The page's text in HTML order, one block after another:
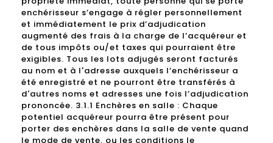
enchérisseur s’engage à régler personnellement
et immédiatement le prix d’adjudication
augmenté des frais à la charge de l’acquéreur et
de tous impôts ou/et taxes qui pourraient être
exigibles. Tous les lots adjugés seront facturés
au nom et à l'adresse auxquels l’enchérisseur a
été enregistré et ne pourront être transférés à
d'autres noms et adresses une fois l’adjudication
prononcée. 3.1.1 Enchères en salle : Chaque
potentiel acquéreur pourra être présent pour
porter des enchères dans la salle de vente quand
le mode de vente, ou les conditions le